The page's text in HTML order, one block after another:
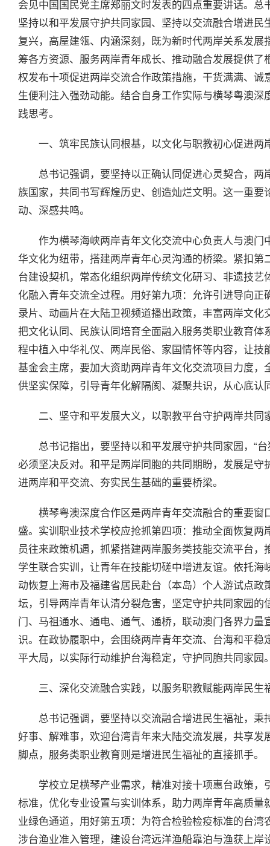
会见中国国民党主席郑丽文时发表的四点重要讲话。
坚持以和平发展守护共同家园、坚持以交流融合增进
复兴，高屋建瓴、内涵深刻，既为新时代两岸关系发
筹各方资源、服务两岸青年成长、推动融合发展提供
权发布十项促进两岸交流合作政策措施，干货满满、
生便利注入强劲动能。结合自身工作实际与横琴粤澳
践思考。
一、筑牢民族认同根基，以文化与职教初心促进两
总书记强调，要坚持以正确认同促进心灵契合，
族国家，共同书写辉煌历史、创造灿烂文明。这一重
动、深感共鸣。
作为横琴海峡两岸青年文化交流中心负责人与澳
华文化为纽带，搭建两岸青年心灵沟通的桥梁。紧扣
台建设契机，常态化组织两岸传统文化研习、非遗技
化融入青年交流全过程。用好第九项：允许引进导向
录片、动画片在大陆卫视频道播出政策，丰富两岸文
把文化认同、民族认同培育全面融入服务类职业教育
程中植入中华礼仪、两岸民俗、家国情怀等内容，让
基金会主席，要加大资助两岸青年文化交流项目力度
供坚实保障，引导青年化解隔阂、凝聚共识，从心底认
二、坚守和平发展大义，以职教平台守护两岸共同
总书记指出，要坚持以和平发展守护共同家园，“
必须坚决反对。和平是两岸同胞的共同期盼，发展是
进两岸和平交流、夯实民生基础的重要桥梁。
横琴粤澳深度合作区是两岸青年交流融合的重要
盛。实训职业技术学校应抢抓第四项：推动全面恢复
员往来政策机遇，抓紧搭建两岸服务类技能交流平台
学生联合实训，让青年在技能切磋中增进友谊。依托
动恢复上海市及福建省居民赴台（本岛）个人游试点
坛，引导两岸青年认清分裂危害，坚定守护共同家园
门、马祖通水、通电、通气、通桥，联动澳门各界力量
识。在政协履职中，会围绕两岸青年交流、台海和平
平大局，以实际行动维护台海稳定，守护同胞共同家园
三、深化交流融合实践，以服务职教赋能两岸民生
总书记强调，要坚持以交流融合增进民生福祉，
好事、解难事，欢迎台湾青年来大陆交流发展，共享
脚点，服务类职业教育则是增进民生福祉的直接抓手。
学校立足横琴产业需求，精准对接十项惠台政策
标准，优化专业设置与实训体系，助力两岸青年高质
业绿色通道，用好第五项：为符合检验检疫标准的台
涉台渔业准入管理，建设台湾远洋渔船靠泊与渔获上